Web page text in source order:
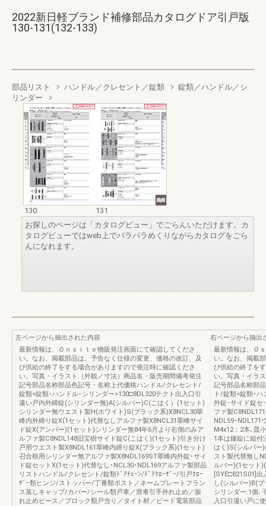
2022新日軽ブランド補修部品カタログドア引戸版
130-131(132-133)
部品リスト ハンドル／クレセント／錠類
錠類／ハンドル／シ
リンダー
130
131
お探しのページは「カタログビュー」でごらんいただけます。カ
タログビューではweb上でパラパラめくりながらカタログをごら
んになれます。
左ページから抽出された内容
最新情報は、Ｏｎｓｉｔｅ物販発注画面にて確認してくださ
い。なお、掲載部品は、予告なく仕様の変更、価格の改訂、及
び供給の終了をする場合がありますので発注時に確認くださ
い。写真・イラスト（外観／寸法）商品名・販売期間備考発注
記号部品名称部品色記号・名称上代価格ハンドル/クレセント/
錠類<錠類･ハンドル･シリンダー>130□8DL320テクト出入口引
違い戸内外締錠(シリンダー無)A(シルバー)C(こはく）(1セット)
シリンダー無ウエスト製H(ホワイト)S(ブラック系)X8NCL30翠
峰内外締り錠X(1セット)代替なしアルファ製X8NCL31翠峰サイ
ド錠X(アンバー)(1セット)シリンダー無84年6月より右側のみア
ルファ製C8NDL148旧宝樹サイド錠C(こはく)(1セット)引き分け
戸用ウエスト製X8NDL161翠峰内締り錠X(ブラック系)(1セット)
召合框用シリンダー無アルファ製X8NDL169ST翠峰内外錠･サイ
ド錠セットX(1セット)代替なし･NCL30･NDL169アルファ製部品
リストハンドル/クレセント/錠類ﾄﾞｱﾁｪｰﾝ/ﾄﾞｱｸﾛｰｻﾞｰ/引戸ｸﾛｰ
ｻﾞｰ類ヒンジ/ストッパー/丁番類ポスト／ネームプレートフラン
ス落しキャップ/カバー/シール類戸車／滑車引手外れ止め／振
れ止めピース／ブロック類戸当り／タイト材／ビード電装部品
右ページから抽出
最新情報は、Ｏ
い。なお、掲載
び供給の終了を
い。写真・イラ
記号部品名称部
ト/錠類<錠類･
外錠･サイド錠セ
ファ製
NDL59･NDL171
M4x12：2本､皿
1本は鎌錠に組付
はく)S(シルバー
スト製代替無し
ルバー)(1セット
[SYE□821S01]
し(シルバー)B(
シリンダー:1個､
入口引違い戸に